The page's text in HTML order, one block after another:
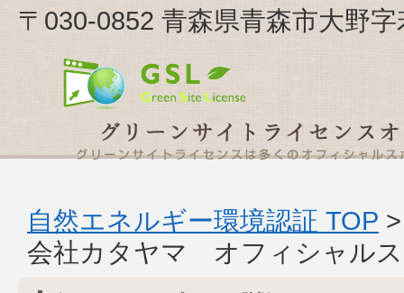
〒030-0852 青森県青森市大野
自然エネルギー環境認証 TOP
会社カタヤマ オフィシャル